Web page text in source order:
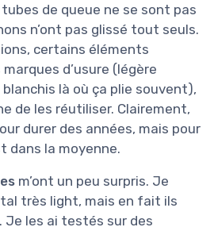
tubes de queue ne se sont pas
n’ont pas glissé tout seuls.
certains éléments
d’usure (légère
là où ça plie souvent),
de les réutiliser. Clairement,
durer des années, mais pour
dans la moyenne.
m’ont un peu surpris. Je
très light, mais en fait ils
les ai testés sur des